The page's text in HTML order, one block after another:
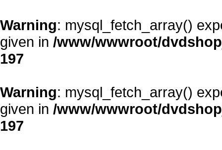
Warning: mysql_fetch_array()
given in /www/wwwroot/
197
Warning: mysql_fetch_array()
given in /www/wwwroot/
197